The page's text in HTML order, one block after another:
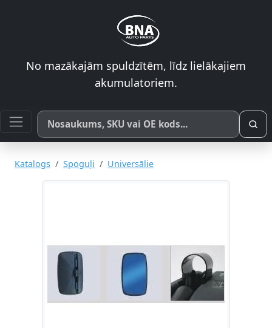
No mazākajām spuldzītēm, līdz lielākajiem
akumulatoriem.
Meklēt pēc produkta nosaukuma, SKU vai OE koda
Katalogs Spoguļi Universālie